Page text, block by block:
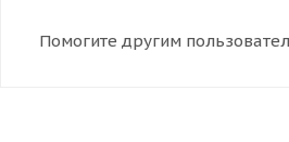
Помогите другим